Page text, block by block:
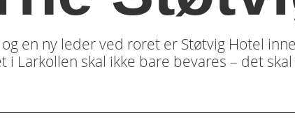
en ny leder ved roret er Støtvig Hotel
i Larkollen skal ikke bare bevares – det